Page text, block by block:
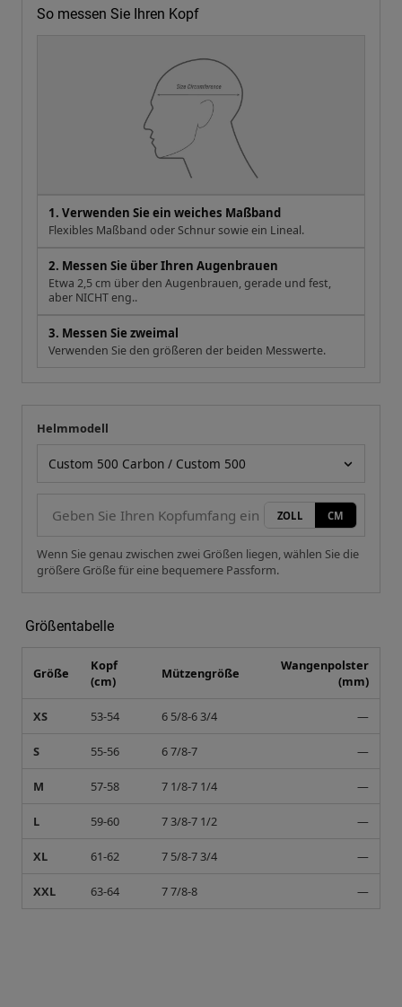
So messen Sie Ihren Kopf
1. Verwenden Sie ein weiches Maßband
Flexibles Maßband oder Schnur sowie ein Lineal.
2. Messen Sie über Ihren Augenbrauen
Etwa 2,5 cm über den Augenbrauen, gerade und fest,
aber NICHT eng..
3. Messen Sie zweimal
Verwenden Sie den größeren der beiden Messwerte.
Ihre Messung
Helmmodell
ZOLL CM
Wenn Sie genau zwischen zwei Größen liegen, wählen Sie die
größere Größe für eine bequemere Passform.
Größentabelle
Größe
Kopf
(cm)
Mützengröße
Wangenpolster
(mm)
XS 53-54 6 5/8-6 3/4 —
S 55-56 6 7/8-7 —
M 57-58 7 1/8-7 1/4 —
L 59-60 7 3/8-7 1/2 —
XL 61-62 7 5/8-7 3/4 —
XXL 63-64 7 7/8-8 —